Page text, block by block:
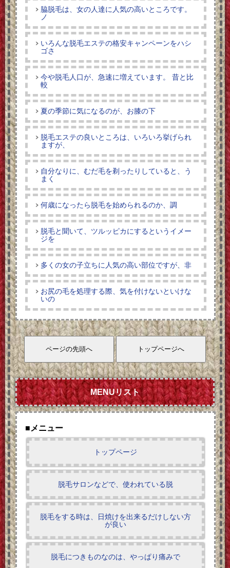
脇脱毛は、女の人達に人気の高いところです。
ノ
いろんな脱毛エステの格安キャンペーンをハシ
ゴさ
今や脱毛人口が、急速に増えています。 昔と比
較
夏の季節に気になるのが、お膝の下
脱毛エステの良いところは、いろいろ挙げられ
ますが、
自分なりに、むだ毛を剃ったりしていると、う
まく
何歳になったら脱毛を始められるのか、調
脱毛と聞いて、ツルッピカにするというイメー
ジを
多くの女の子立ちに人気の高い部位ですが、非
お尻の毛を処理する際、気を付けないといけな
いの
MENUリスト
■メニュー
トップページ
脱毛サロンなどで、使われている脱
脱毛をする時は、日焼けを出来るだけしない方
が良い
脱毛につきものなのは、やっぱり痛みで